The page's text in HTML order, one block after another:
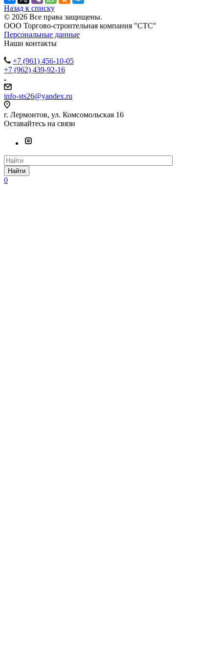
Назад к списку
© 2026 Все права защищены.
ООО Торгово-строительная компания "СТС"
Персональные данные
Наши контакты
+7 (961) 456-10-05
+7 (962) 439-92-16
info-sts26@yandex.ru
г. Лермонтов, ул. Комсомольская 16
Оставайтесь на связи
Найти
0